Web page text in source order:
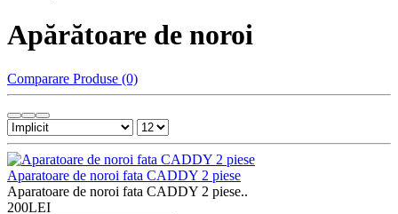
Apărătoare de noroi
Comparare Produse (0)
Aparatoare de noroi fata CADDY 2 piese
Aparatoare de noroi fata CADDY 2 piese..
200LEI